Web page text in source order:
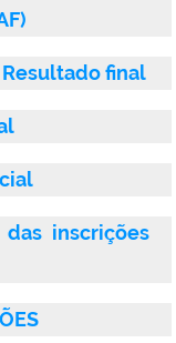
final
inscrições